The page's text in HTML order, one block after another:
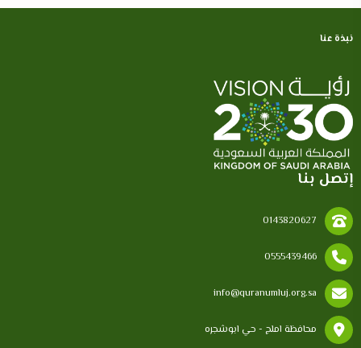
نبذة عنا
إتصل بنا
0143820627
0555439466
info@quranumluj.org.sa
محافظة املج - حي ابوشجره